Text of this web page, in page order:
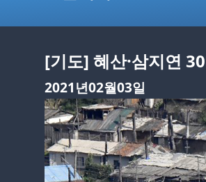
[기도] 혜산·삼지연
2021년02월03일